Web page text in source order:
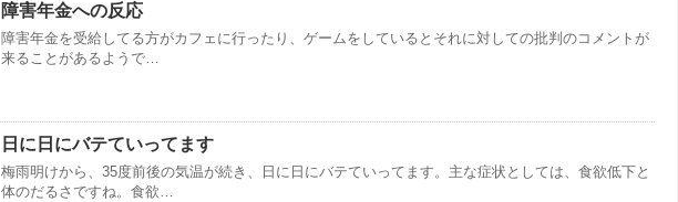
障害年金への反応
障害年金を受給してる方がカフェに行ったり、ゲームをしているとそれに対しての批判のコメントが
来ることがあるようで…
日に日にバテていってます
梅雨明けから、35度前後の気温が続き、日に日にバテていってます。主な症状としては、食欲低下と
体のだるさですね。食欲…